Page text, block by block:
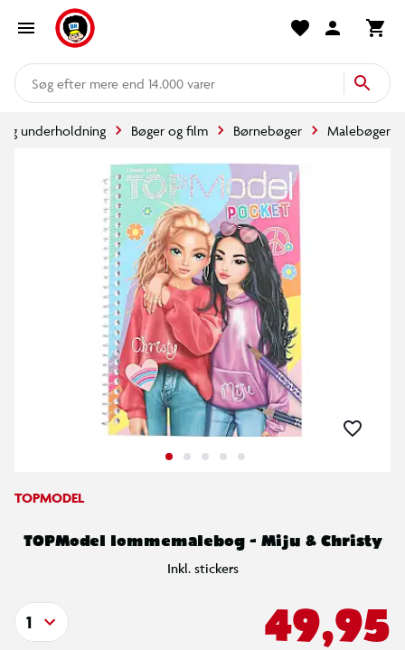
mere end 14.000 varer
og underholdning Bøger og film Børnebøger Malebøger
TOPMODEL
TOPModel lommemalebog - Miju & Christy
Inkl. stickers
49,95
1